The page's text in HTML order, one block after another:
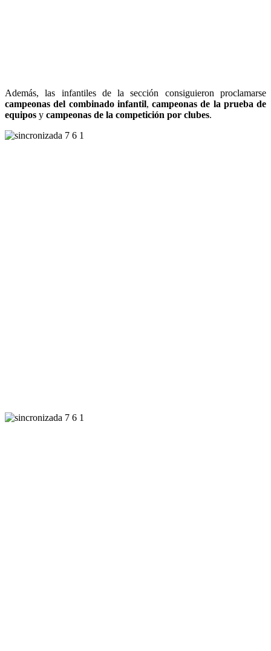
Además, las infantiles de la sección consiguieron proclamarse
campeonas del combinado infantil, campeonas de la prueba de
equipos y campeonas de la competición por clubes.